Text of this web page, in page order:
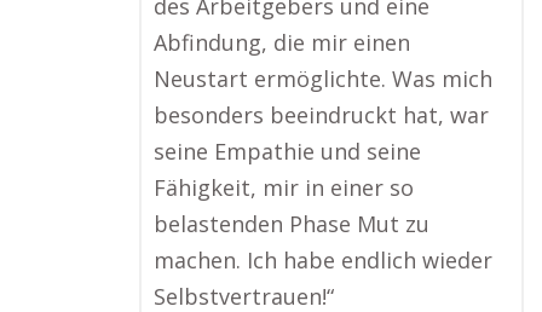
des Arbeitgebers und eine
Abfindung, die mir einen
Neustart ermöglichte. Was mich
besonders beeindruckt hat, war
seine Empathie und seine
Fähigkeit, mir in einer so
belastenden Phase Mut zu
machen. Ich habe endlich wieder
Selbstvertrauen!“